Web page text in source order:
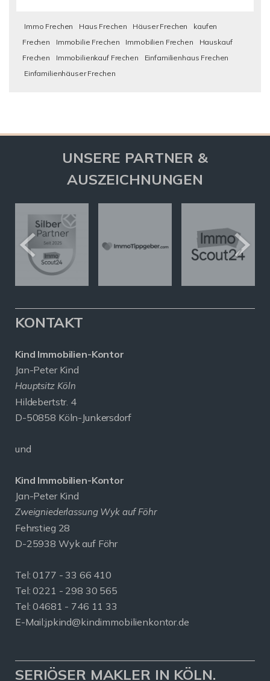
Immo Frechen Haus Frechen Häuser Frechen
kaufen
Frechen
Immobilie Frechen Immobilien Frechen
Hauskauf
Frechen
Immobilienkauf Frechen
Einfamilienhaus Frechen
Einfamilienhäuser Frechen
UNSERE PARTNER &
AUSZEICHNUNGEN
KONTAKT
Kind Immobilien-Kontor
Jan-Peter Kind
Hauptsitz Köln
Hildebertstr. 4
D-50858 Köln-Junkersdorf
und
Kind Immobilien-Kontor
Jan-Peter Kind
Zweigniederlassung Wyk auf Föhr
Fehrstieg 28
D-25938 Wyk auf Föhr
Tel:0177 - 33 66 410
Tel: 0221 - 298 30 565
Tel: 04681 - 746 11 33
E-Mail:jpkind@kindimmobilienkontor.de
SERIÖSER MAKLER IN KÖLN.